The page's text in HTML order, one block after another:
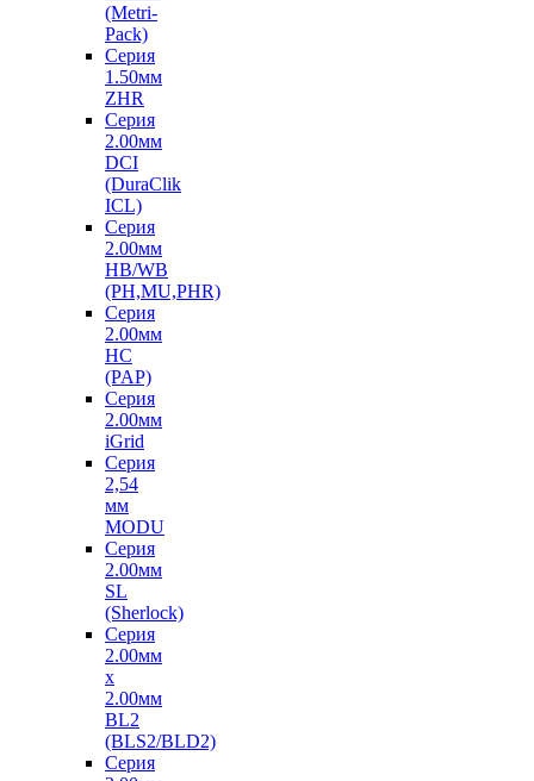
(Metri-
Pack)
Серия
1.50мм
ZHR
Серия
2.00мм
DCI
(DuraClik
ICL)
Серия
2.00мм
HB/WB
(PH,MU,PHR)
Серия
2.00мм
HC
(PAP)
Серия
2.00мм
iGrid
Серия
2,54
мм
MODU
Серия
2.00мм
SL
(Sherlock)
Серия
2.00мм
x
2.00мм
BL2
(BLS2/BLD2)
Серия